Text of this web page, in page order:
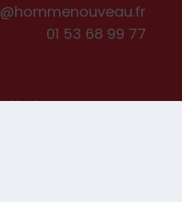
01 53 68 99 77
légales